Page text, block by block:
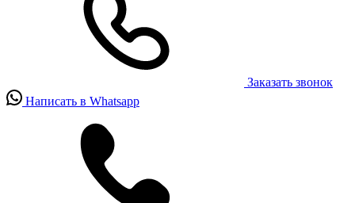
Заказать звонок
Написать в Whatsapp